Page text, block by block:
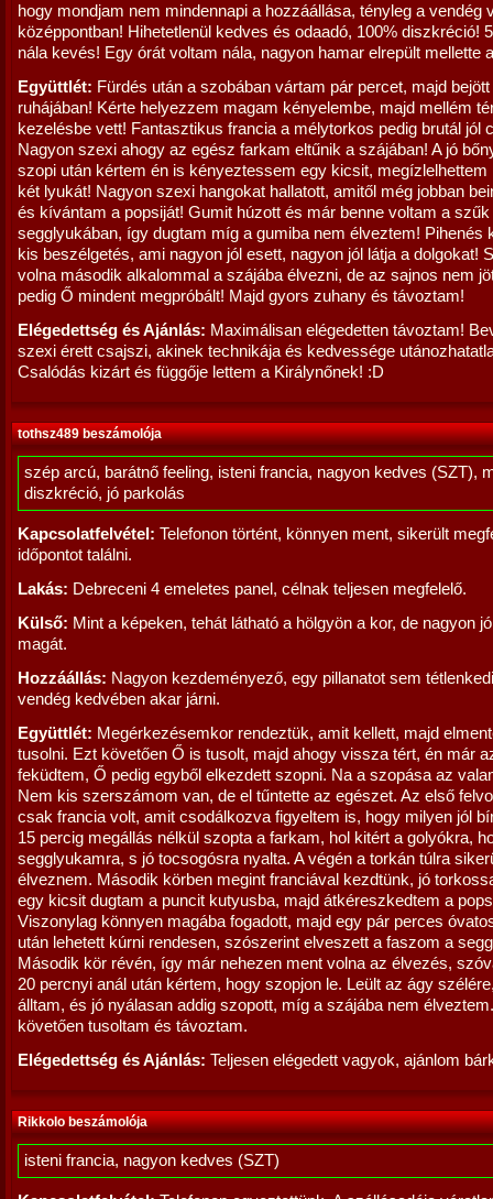
hogy mondjam nem mindennapi a hozzáállása, tényleg a vendég
középpontban! Hihetetlenül kedves és odaadó, 100% diszkréció!
nála kevés! Egy órát voltam nála, nagyon hamar elrepült mellette
Együttlét: Fürdés után a szobában vártam pár percet, majd
ruhájában! Kérte helyezzem magam kényelembe, majd mellém
kezelésbe vett! Fantasztikus francia a mélytorkos pedig brutál jól
Nagyon szexi ahogy az egész farkam eltűnik a szájában! A jó
szopi után kértem én is kényeztessem egy kicsit, megízlelhettem
két lyukát! Nagyon szexi hangokat hallatott, amitől még jobban
és kívántam a popsiját! Gumit húzott és már benne voltam a szűk
segglyukában, így dugtam míg a gumiba nem élveztem! Pihenés
kis beszélgetés, ami nagyon jól esett, nagyon jól látja a dolgokat!
volna második alkalommal a szájába élvezni, de az sajnos nem
pedig Ő mindent megpróbált! Majd gyors zuhany és távoztam!
Elégedettség és Ajánlás: Maximálisan elégedetten távoztam!
szexi érett csajszi, akinek technikája és kedvessége
Csalódás kizárt és függője lettem a Királynőnek! :D
tothsz489 beszámolója
szép arcú, barátnő feeling, isteni francia, nagyon kedves (SZT),
diszkréció, jó parkolás
Kapcsolatfelvétel: Telefonon történt, könnyen ment, sikerült
időpontot találni.
Lakás: Debreceni 4 emeletes panel, célnak teljesen megfelelő.
Külső: Mint a képeken, tehát látható a hölgyön a kor, de nagyon
magát.
Hozzáállás: Nagyon kezdeményező, egy pillanatot sem
vendég kedvében akar járni.
Együttlét: Megérkezésemkor rendeztük, amit kellett, majd
tusolni. Ezt követően Ő is tusolt, majd ahogy vissza tért, én már
feküdtem, Ő pedig egyből elkezdett szopni. Na a szopása az
Nem kis szerszámom van, de el tűntette az egészet. Az első
csak francia volt, amit csodálkozva figyeltem is, hogy milyen jól
15 percig megállás nélkül szopta a farkam, hol kitért a golyókra,
segglyukamra, s jó tocsogósra nyalta. A végén a torkán túlra
élveznem. Második körben megint franciával kezdtünk, jó
egy kicsit dugtam a puncit kutyusba, majd átkéreszkedtem a
Viszonylag könnyen magába fogadott, majd egy pár perces
után lehetett kúrni rendesen, szószerint elveszett a faszom a
Második kör révén, így már nehezen ment volna az élvezés,
20 percnyi anál után kértem, hogy szopjon le. Leült az ágy
álltam, és jó nyálasan addig szopott, míg a szájába nem
követően tusoltam és távoztam.
Elégedettség és Ajánlás: Teljesen elégedett vagyok, ajánlom
Rikkolo beszámolója
isteni francia, nagyon kedves (SZT)